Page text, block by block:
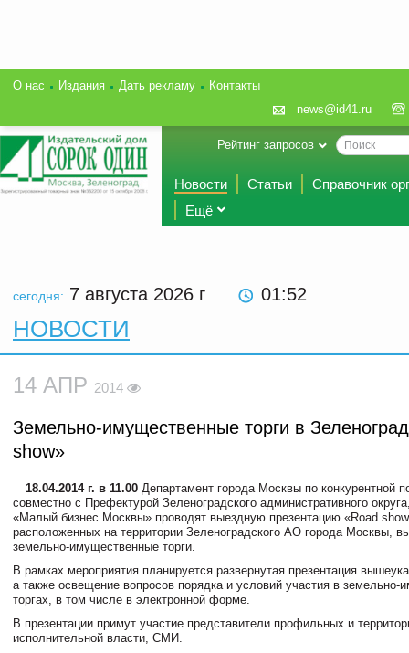
О нас Издания Дать рекламу
Контакты
news@id41.ru
Рейтинг запросов
Новости Статьи
Справочник
Ещё
сегодня: 7 августа 2026 г 01:52
НОВОСТИ
14 АПР 2014
Земельно-имущественные торги в
show»
18.04.2014 г. в 11.00 Департамент города Москвы по конкурентной
совместно с Префектурой Зеленоградского административного
«Малый бизнес Москвы» проводят выездную презентацию «Road
расположенных на территории Зеленоградского АО города Москвы,
земельно-имущественные торги.
В рамках мероприятия планируется развернутая презентация
а также освещение вопросов порядка и условий участия в земельно-
торгах, в том числе в электронной форме.
В презентации примут участие представители профильных и
исполнительной власти, СМИ.